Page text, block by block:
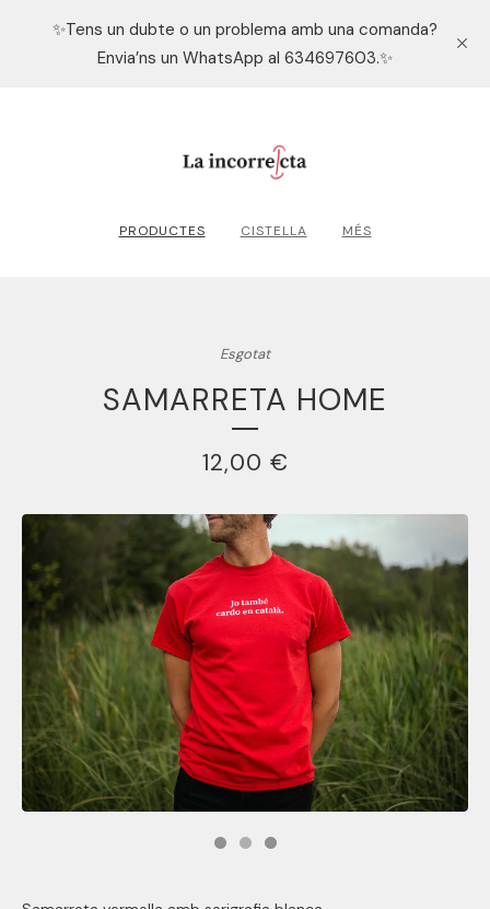
✨Tens un dubte o un problema amb una comanda?
Envia’ns un WhatsApp al 634697603.✨
PRODUCTES CISTELLA MÉS
Esgotat
SAMARRETA HOME
12,00 €